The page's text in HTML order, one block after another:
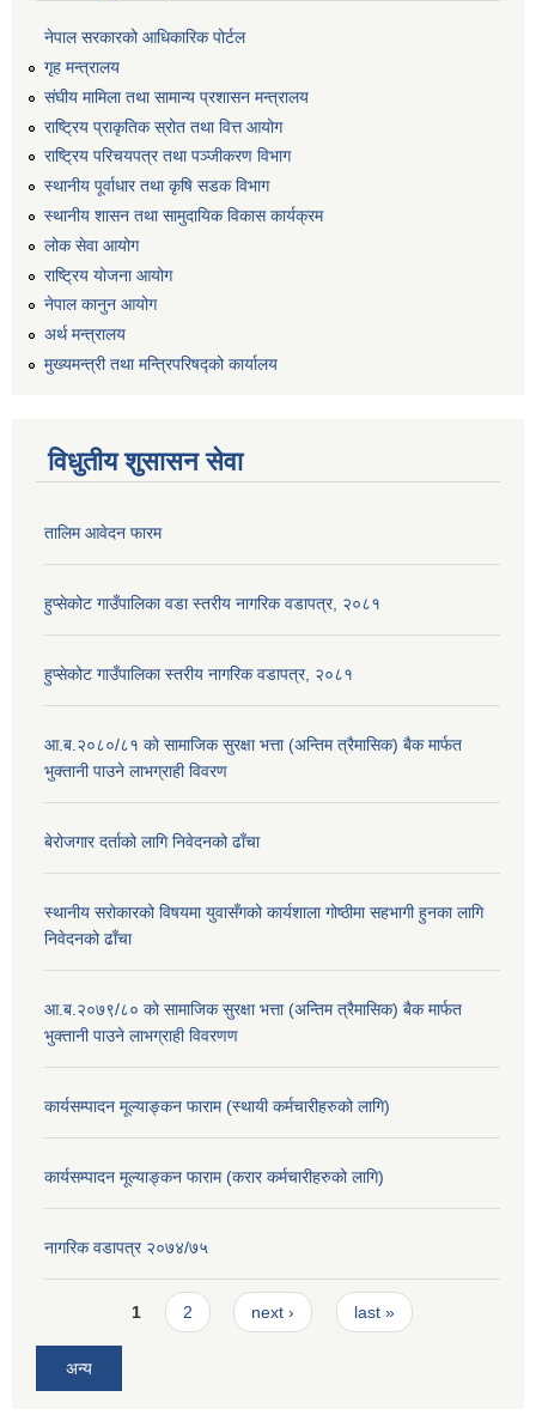
नेपाल सरकारको आधिकारिक पोर्टल
गृह मन्त्रालय
संघीय मामिला तथा सामान्य प्रशासन मन्त्रालय
राष्ट्रिय प्राकृतिक स्रोत तथा वित्त आयोग
राष्ट्रिय परिचयपत्र तथा पञ्जीकरण विभाग
स्थानीय पूर्वाधार तथा कृषि सडक विभाग
स्थानीय शासन तथा सामुदायिक विकास कार्यक्रम
लोक सेवा आयोग
राष्ट्रिय योजना आयोग
नेपाल कानुन आयोग
अर्थ मन्त्रालय
मुख्यमन्त्री तथा मन्त्रिपरिषद्को कार्यालय
विधुतीय शुसासन सेवा
तालिम आवेदन फारम
हुप्सेकोट गाउँपालिका वडा स्तरीय नागरिक वडापत्र, २०८१
हुप्सेकोट गाउँपालिका स्तरीय नागरिक वडापत्र, २०८१
आ.ब.२०८०/८१ काे सामाजिक सुरक्षा भत्ता (अन्तिम त्रैमासिक) बैक मार्फत
भुक्तानी पाउने लाभग्राही विवरण
बेरोजगार दर्ताको लागि निवेदनको ढाँचा
स्थानीय सरोकारको विषयमा युवासँगको कार्यशाला गोष्ठीमा सहभागी हुनका लागि
निवेदनको ढाँचा
आ.ब.२०७९/८० काे सामाजिक सुरक्षा भत्ता (अन्तिम त्रैमासिक) बैक मार्फत
भुक्तानी पाउने लाभग्राही विवरणण
कार्यसम्पादन मूल्याङ्कन फाराम (स्थायी कर्मचारीहरुको लागि)
कार्यसम्पादन मूल्याङ्कन फाराम (करार कर्मचारीहरुको लागि)
नागरिक वडापत्र २०७४/७५
Pages1 2 next › last »
अन्य